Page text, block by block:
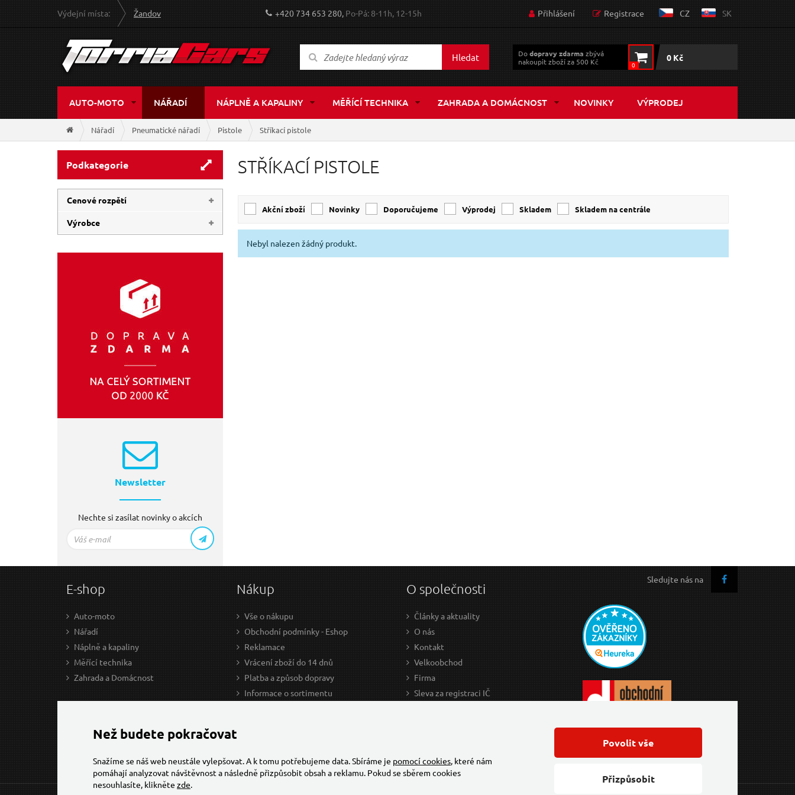
Výdejní místa: Žandov +420 734 653 280,Po-Pá: 8-11h, 12-15h Přihlášení Registrace CZ SK
Hledat Dodopravy zdarma zbývá
nakoupit zboží za 500 Kč
0
0 Kč
AUTO-MOTO NÁŘADÍ NÁPLNĚ A KAPALINY MĚŘÍCÍ TECHNIKA ZAHRADA A DOMÁCNOST NOVINKY VÝPRODEJ
Nářadí Pneumatické nářadí Pistole Stříkací pistole
Podkategorie
Cenové rozpětí
269 Kč 2 420 Kč
Výrobce
Newsletter
Nechte si zasílat novinky o akcích
STŘÍKACÍ PISTOLE
Akční zboží Novinky Doporučujeme Výprodej skladem skladem na centrále
Nebyl nalezen žádný produkt.
Sledujte nás na
E-shop
Auto-moto
Nářadí
Náplně a kapaliny
Měřící technika
Zahrada a Domácnost
Nákup
Vše o nákupu
Obchodní podmínky - Eshop
Reklamace
Vrácení zboží do 14 dnů
Platba a způsob dopravy
Informace o sortimentu
O společnosti
Články a aktuality
O nás
Kontakt
Velkoobchod
Firma
Sleva za registraci IČ
Než budete pokračovat
Snažíme se náš web neustále vylepšovat. A k tomu potřebujeme data. Sbíráme je pomocí cookies, které nám
pomáhají analyzovat návštěvnost a následně přizpůsobit obsah a reklamu. Pokud se sběrem cookies
nesouhlasíte, klikněte zde. Přizpůsobit
Povolit vše